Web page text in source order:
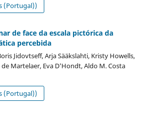
(Portugal))
de face da escala pictórica da
percebida
Jidovtseff, Arja Sääkslahti, Kristy Howells,
Martelaer, Eva D'Hondt, Aldo M. Costa
(Portugal))